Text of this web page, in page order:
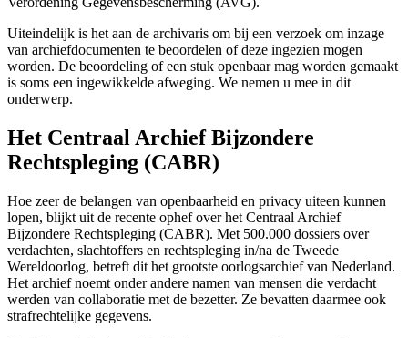
Uiteindelijk is het aan de archivaris om bij een verzoek om inzage
van archiefdocumenten te beoordelen of deze ingezien mogen
worden. De beoordeling of een stuk openbaar mag worden gemaakt
is soms een ingewikkelde afweging. We nemen u mee in dit
onderwerp.
Het Centraal Archief Bijzondere
Rechtspleging (CABR)
Hoe zeer de belangen van openbaarheid en privacy uiteen kunnen
lopen, blijkt uit de recente ophef over het Centraal Archief
Bijzondere Rechtspleging (CABR). Met 500.000 dossiers over
verdachten, slachtoffers en rechtspleging in/na de Tweede
Wereldoorlog, betreft dit het grootste oorlogsarchief van Nederland.
Het archief noemt onder andere namen van mensen die verdacht
werden van collaboratie met de bezetter. Ze bevatten daarmee ook
strafrechtelijke gegevens.